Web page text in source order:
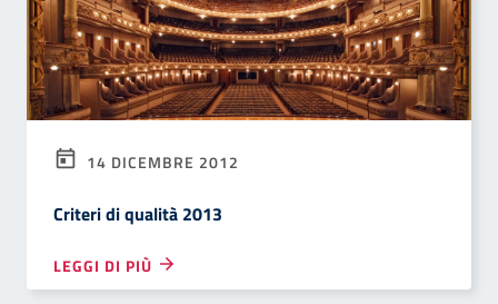
14 DICEMBRE 2012
Criteri di qualità 2013
LEGGI DI PIÙ